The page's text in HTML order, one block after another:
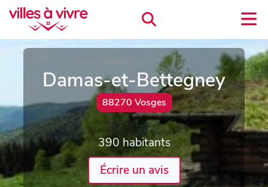
Damas-et-Bettegney
88270 Vosges
390 habitants
Écrire un avis